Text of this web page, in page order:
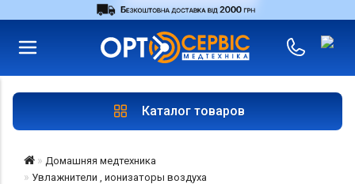
Магазины
UA Войти
Каталог товаров
Домашняя медтехника
Увлажнители , ионизаторы воздуха